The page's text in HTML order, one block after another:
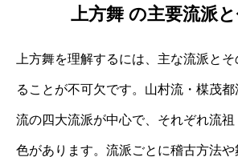
上方舞 の主要流派
上方舞を理解するには、主な流派と
ることが不可欠です。山村流・楳茂
流の四大流派が中心で、それぞれ流
色があります。流派ごとに稽古方法